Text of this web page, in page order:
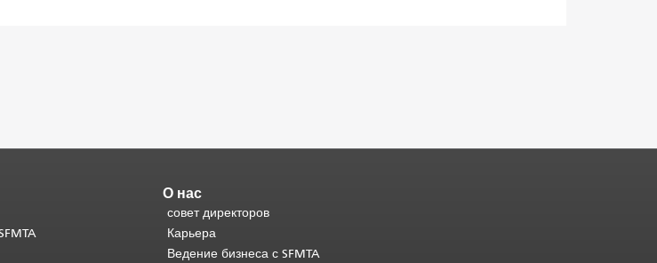
О нас
совет директоров
Карьера
Ведение бизнеса с SFMTA